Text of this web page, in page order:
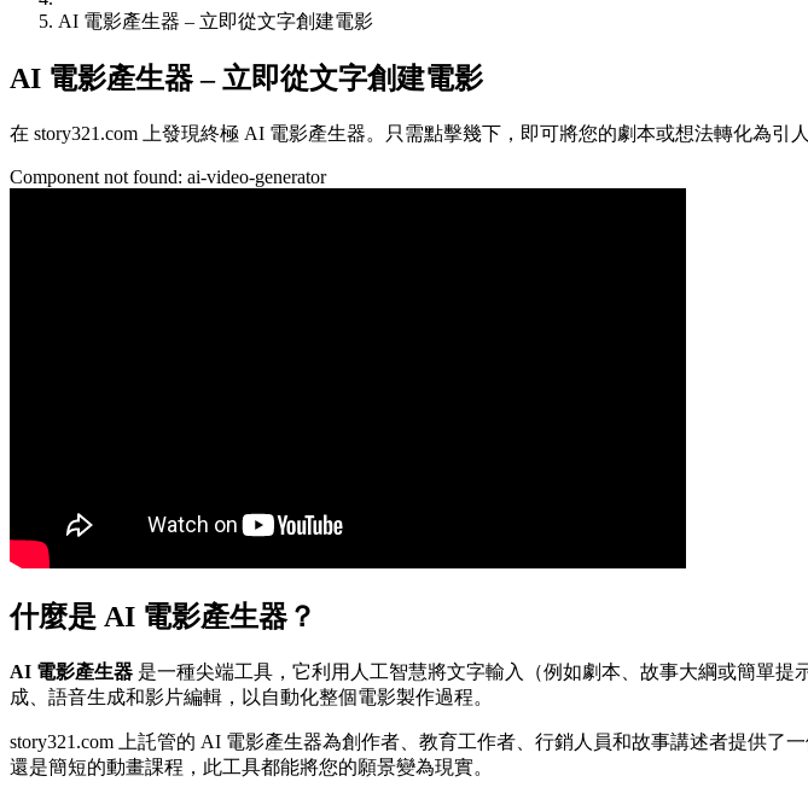
AI 電影產生器 – 立即從文字創建電影
AI 電影產生器 – 立即從文字創建電影
在 story321.com 上發現終極 AI 電影產生器。只需點擊幾下，即可將您的劇本或想法轉化為引
Component not found: ai-video-generator
什麼是 AI 電影產生器？
AI 電影產生器 是一種尖端工具，它利用人工智慧將文字輸入（例如劇本、故事大綱或簡單
成、語音生成和影片編輯，以自動化整個電影製作過程。
story321.com 上託管的 AI 電影產生器為創作者、教育工作者、行銷人員和故事講述者提供
還是簡短的動畫課程，此工具都能將您的願景變為現實。